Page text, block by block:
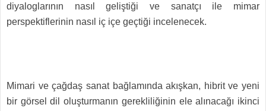
diyaloglarının nasıl geliştiği ve sanatçı ile mimar
perspektiflerinin nasıl iç içe geçtiği incelenecek.
Mimari ve çağdaş sanat bağlamında akışkan, hibrit ve yeni
bir görsel dil oluşturmanın gerekliliğinin ele alınacağı ikinci